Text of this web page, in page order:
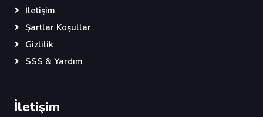
İletişim
Şartlar Koşullar
Gizlilik
SSS & Yardım
İletişim